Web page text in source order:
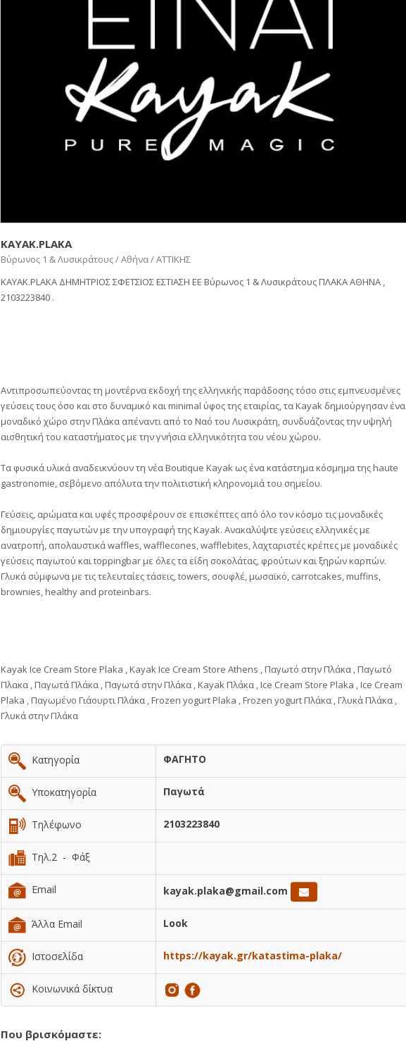
KAYAK.PLAKA
Βύρωνος 1 & Λυσικράτους / Αθήνα / ΑΤΤΙΚΗΣ
KAYAK.PLAKA ΔΗΜΗΤΡΙΟΣ ΣΦΕΤΣΙΟΣ ΕΣΤΙΑΣΗ ΕΕ Βύρωνος 1 & Λυσικράτους ΠΛΑΚΑ ΑΘΗΝΑ ,
2103223840 .
Αντιπροσωπεύοντας τη μοντέρνα εκδοχή της ελληνικής παράδοσης τόσο στις εμπνευσμένες
γεύσεις τους όσο και στο δυναμικό και minimal ύφος της εταιρίας, τα Kayak δημιούργησαν ένα
μοναδικό χώρο στην Πλάκα απέναντι από το Ναό του Λυσικράτη, συνδυάζοντας την υψηλή
αισθητική του καταστήματος με την γνήσια ελληνικότητα του νέου χώρου.
Τα φυσικά υλικά αναδεικνύουν τη νέα Boutique Kayak ως ένα κατάστημα κόσμημα της haute
gastronomie, σεβόμενο απόλυτα την πολιτιστική κληρονομιά του σημείου.
Γεύσεις, αρώματα και υφές προσφέρουν σε επισκέπτες από όλο τον κόσμο τις μοναδικές
δημιουργίες παγωτών με την υπογραφή της Κayak. Ανακαλύψτε γεύσεις ελληνικές με
ανατροπή, απολαυστικά waffles, wafflecones, wafflebites, λαχταριστές κρέπες με μοναδικές
γεύσεις παγωτoύ και toppingbar με όλες τα είδη σοκολάτας, φρούτων και ξηρών καρπών.
Γλυκά σύμφωνα με τις τελευταίες τάσεις, towers, σουφλέ, μωσαϊκό, carrotcakes, muffins,
brownies, healthy and proteinbars.
Kayak Ice Cream Store Plaka , Kayak Ice Cream Store Αthens , Παγωτό στην Πλάκα , Παγωτό
Πλακα , Παγωτά Πλάκα , Παγωτά στην Πλάκα , Kayak Πλάκα , Ice Cream Store Plaka , Ice Cream
Plaka , Παγωμένο Γιάουρτι Πλάκα , Frozen yogurt Plaka , Frozen yogurt Πλάκα , Γλυκά Πλάκα ,
Γλυκά στην Πλάκα
Κατηγορία ΦΑΓΗΤΟ
Υποκατηγορία Παγωτά
Τηλέφωνο 2103223840
Τηλ.2 - Φάξ
Email kayak.plaka@gmail.com
Άλλα Email Look
Ιστοσελίδα https://kayak.gr/katastima-plaka/
Κοινωνικά δίκτυα
Που βρισκόμαστε: